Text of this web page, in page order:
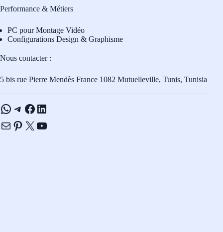
Performance & Métiers
PC pour Montage Vidéo
Configurations Design & Graphisme
Nous contacter :
5 bis rue Pierre Mendès France 1082 Mutuelleville, Tunis, Tunisia
WhatsApp
Telegram
Facebook
LinkedIn
E-mailPinterest
X YouTube